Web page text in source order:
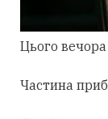
Цього
Частина